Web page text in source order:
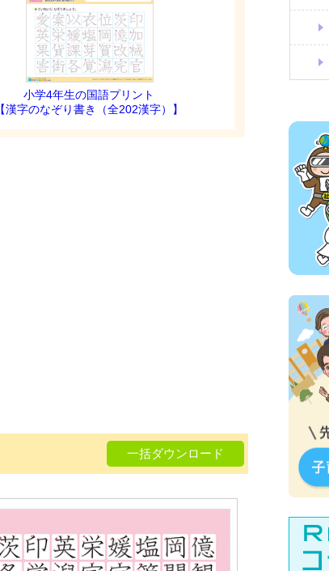
小学4年生の国語プリント
【漢字のなぞり書き（全202漢字）】
一括ダウンロード